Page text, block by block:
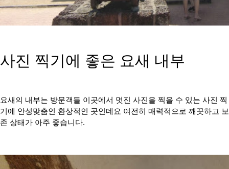
사진 찍기에 좋은 요새 내부
요새의 내부는 방문객들 이곳에서 멋진 사진을 찍을 수 있는 사진 찍
기에 안성맞춤인 환상적인 곳인데요 여전히 매력적으로 깨끗하고 보
존 상태가 아주 좋습니다.